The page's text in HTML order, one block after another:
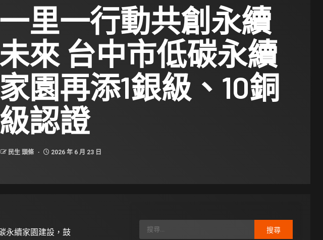
一里一行動共創永續
未來 台中市低碳永續
家園再添1銀級、10銅
級認證
民生 頭條 2026 年 6 月 23 日
永續家園建設，鼓